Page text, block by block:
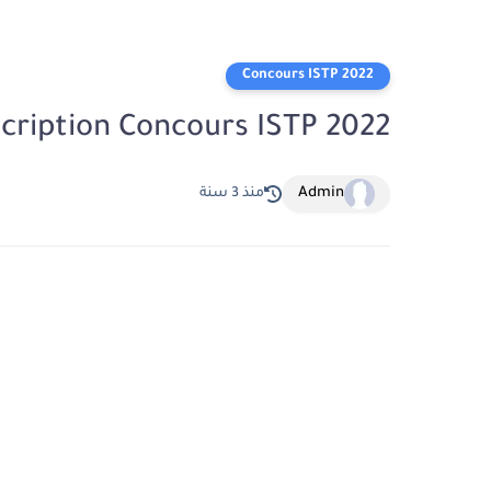
Concours ISTP 2022
Concours ISTP 2022
Admin منذ 3 سنة